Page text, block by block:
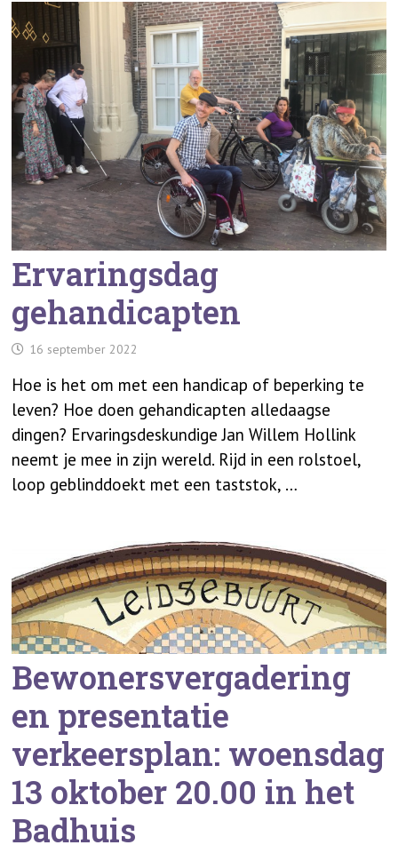
Ervaringsdag
gehandicapten
16 september 2022
Hoe is het om met een handicap of beperking te
leven? Hoe doen gehandicapten alledaagse
dingen? Ervaringsdeskundige Jan Willem Hollink
neemt je mee in zijn wereld. Rijd in een rolstoel,
loop geblinddoekt met een taststok, …
Bewonersvergadering
en presentatie
verkeersplan: woensdag
13 oktober 20.00 in het
Badhuis